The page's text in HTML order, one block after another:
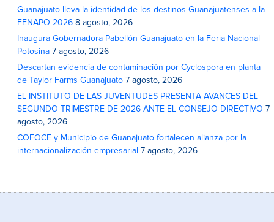
Guanajuato lleva la identidad de los destinos Guanajuatenses a la
FENAPO 2026 8 agosto, 2026
Inaugura Gobernadora Pabellón Guanajuato en la Feria Nacional
Potosina 7 agosto, 2026
Descartan evidencia de contaminación por Cyclospora en planta
de Taylor Farms Guanajuato 7 agosto, 2026
EL INSTITUTO DE LAS JUVENTUDES PRESENTA AVANCES DEL
SEGUNDO TRIMESTRE DE 2026 ANTE EL CONSEJO DIRECTIVO 7
agosto, 2026
COFOCE y Municipio de Guanajuato fortalecen alianza por la
internacionalización empresarial 7 agosto, 2026